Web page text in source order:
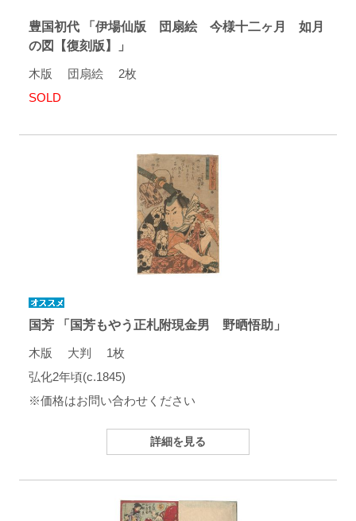
豊国初代 「伊場仙版 団扇絵 今様十二ヶ月 如月
の図【復刻版】」
木版 団扇絵 2枚
SOLD
国芳 「国芳もやう正札附現金男 野晒悟助」
木版 大判 1枚
弘化2年頃(c.1845)
※価格はお問い合わせください
詳細を見る